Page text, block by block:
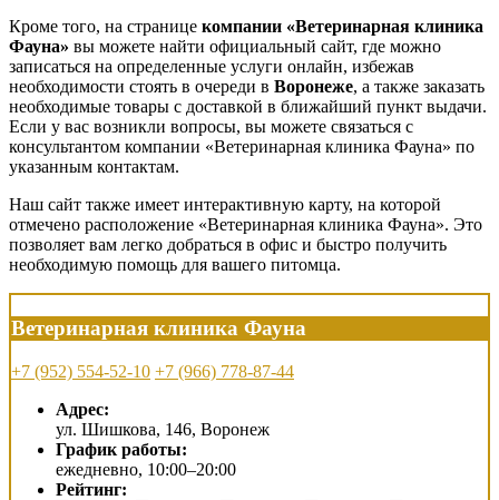
Кроме того, на странице компании «Ветеринарная клиника
Фауна» вы можете найти официальный сайт, где можно
записаться на определенные услуги онлайн, избежав
необходимости стоять в очереди в Воронеже, а также заказать
необходимые товары с доставкой в ближайший пункт выдачи.
Если у вас возникли вопросы, вы можете связаться с
консультантом компании «Ветеринарная клиника Фауна» по
указанным контактам.
Наш сайт также имеет интерактивную карту, на которой
отмечено расположение «Ветеринарная клиника Фауна». Это
позволяет вам легко добраться в офис и быстро получить
необходимую помощь для вашего питомца.
Ветеринарная клиника Фауна
+7 (952) 554-52-10 +7 (966) 778-87-44
Адрес:
ул. Шишкова, 146, Воронеж
График работы:
ежедневно, 10:00–20:00
Рейтинг: